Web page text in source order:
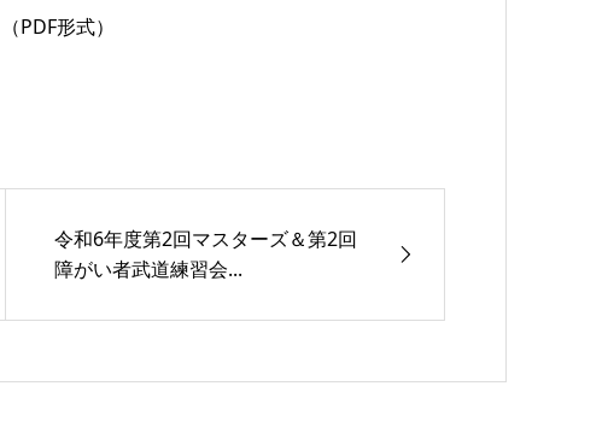
（PDF形式）
令和6年度第2回マスターズ＆第2回
障がい者武道練習会...